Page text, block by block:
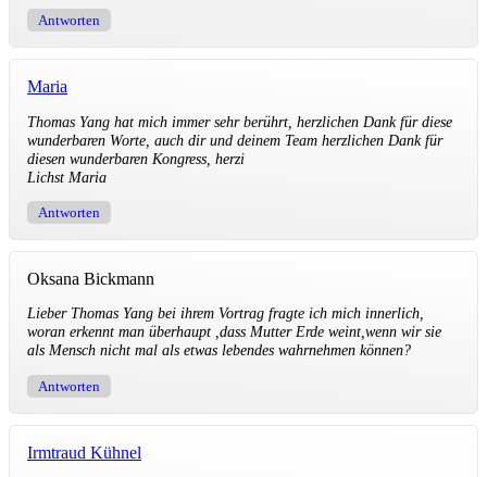
Antworten
Maria
Thomas Yang hat mich immer sehr berührt, herzlichen Dank für diese
wunderbaren Worte, auch dir und deinem Team herzlichen Dank für
diesen wunderbaren Kongress, herzi
Lichst Maria
Antworten
Oksana Bickmann
Lieber Thomas Yang bei ihrem Vortrag fragte ich mich innerlich,
woran erkennt man überhaupt ,dass Mutter Erde weint,wenn wir sie
als Mensch nicht mal als etwas lebendes wahrnehmen können?
Antworten
Irmtraud Kühnel